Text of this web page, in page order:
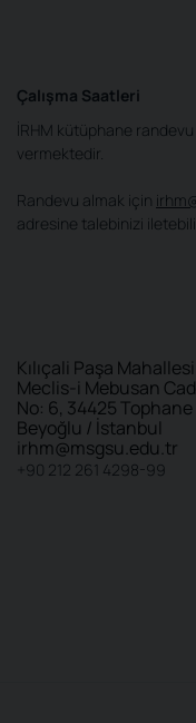
Çalışma Saatleri
İRHM kütüphane
vermektedir.
Randevu almak için
adresine talebinizi
Kılıçali Paşa Mahallesi
Meclis-i Mebusan
No: 6, 34425 Tophane
Beyoğlu / İstanbul
irhm@msgsu.edu.tr
+90 212 261 4298-99